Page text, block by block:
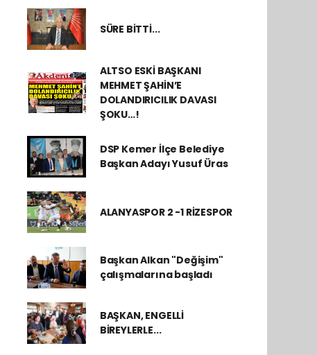
SÜRE BİTTİ...
ALTSO ESKİ BAŞKANI
MEHMET ŞAHİN’E
DOLANDIRICILIK DAVASI
ŞOKU…!
DSP Kemer İlçe Belediye
Başkan Adayı Yusuf Üras
ALANYASPOR 2 -1 RİZESPOR
Başkan Alkan "Değişim"
çalışmalarına başladı
BAŞKAN, ENGELLİ
BİREYLERLE...